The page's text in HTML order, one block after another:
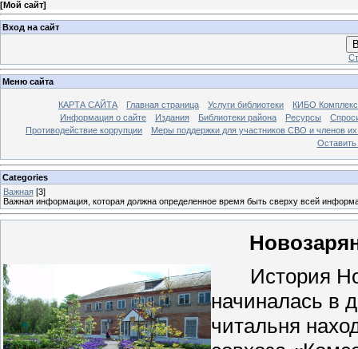
[Мой сайт]
Вход на сайт
Меню сайта
КАРТА САЙТА Главная страница Услуги библиотеки
КИБО
Информация о сайте
Издания Библиотеки района Ресурсы
Противодействие коррупции
Меры поддержки для участников СВО и членов
Оставить
Categories
Важная [3]
Важная информация, которая должна определенное время быть сверху всей
История
начиналась в
читальня